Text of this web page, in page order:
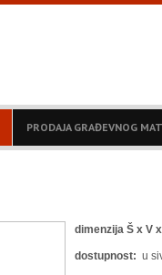
PRODAJA GRAĐEVNOG
dimenzija Š x V
dostupnost: u